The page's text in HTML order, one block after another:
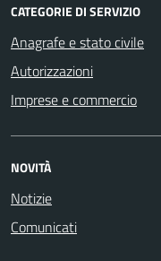
CATEGORIE DI SERVIZIO
Anagrafe e stato civile
Autorizzazioni
Imprese e commercio
NOVITÀ
Notizie
Comunicati